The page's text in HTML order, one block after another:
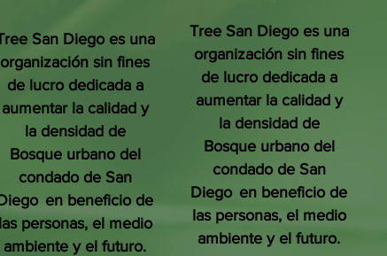
San Diego es una
organización sin fines
de lucro dedicada a
aumentar la calidad y
la densidad de
Bosque urbano del
condado de San
en beneficio de
las personas, el medio
ambiente y el futuro.
Tree San Diego es una
organización sin fines
de lucro dedicada a
aumentar la calidad y
la densidad de
Bosque urbano del
condado de San
Diego en beneficio de
las personas, el medio
ambiente y el futuro.